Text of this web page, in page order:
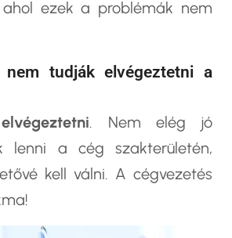
ahol ezek a problémák nem
tudják elvégeztetni a
elvégeztetni. Nem elég jó
lenni a cég szakterületén,
kell válni. A cégvezetés